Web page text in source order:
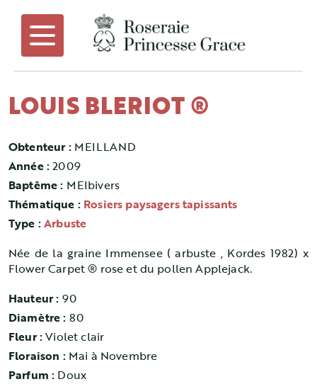
LOUIS BLERIOT ®
Obtenteur : MEILLAND
Année :2009
Baptême : MEIbivers
Thématique : Rosiers paysagers tapissants
Type :Arbuste
Née de la graine Immensee ( arbuste , Kordes 1982) x
Flower Carpet ® rose et du pollen Applejack.
Hauteur : 90
Diamètre : 80
Fleur :Violet clair
Floraison : Mai à Novembre
Parfum : Doux